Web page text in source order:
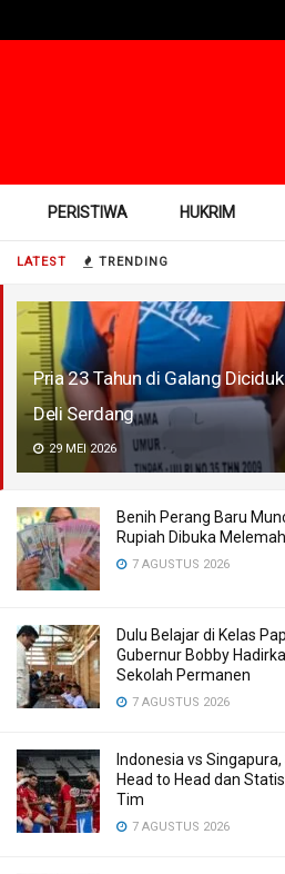
LATEST TRENDING
Pria 23 Tahun di Galang
Deli Serdang
29 MEI 2026
Benih Perang Baru
Rupiah Dibuka Melemah
7 AGUSTUS 2026
Dulu Belajar di Kelas
Gubernur Bobby
Sekolah Permanen
7 AGUSTUS 2026
Indonesia vs
Head to Head dan
Tim
7 AGUSTUS 2026
PERISTIWA HUKRIM